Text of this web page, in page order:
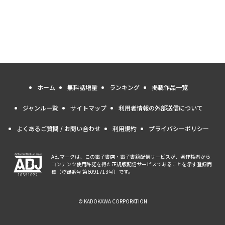
ホーム 無料話増量 ランキング 掲載作品一覧
ジャンル一覧 サイトマップ 利用者情報の外部送信について
よくあるご質問 / お問い合わせ 利用規約 プライバシーポリシー
ABJマークは、この電子書店・電子書籍配信サービスが、著作権者から
コンテンツ使用許諾を得た正規版配信サービスであることを示す登録商
標（登録番号 第6091713号）です。
© KADOKAWA CORPORATION